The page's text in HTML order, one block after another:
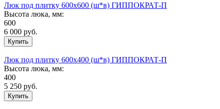
Люк под плитку 600х600 (ш*в) ГИППОКРАТ-П
Высота люка, мм:
600
6 000 руб.
Люк под плитку 600х400 (ш*в) ГИППОКРАТ-П
Высота люка, мм:
400
5 250 руб.